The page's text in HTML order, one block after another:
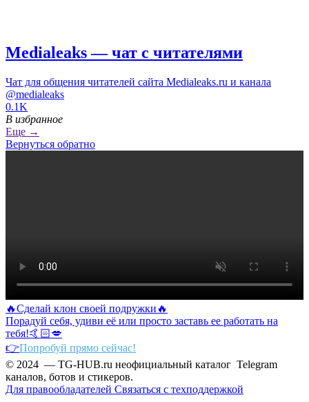
Medialeaks — чат с читателями
Чат для общения читателей сайта Medialeaks.ru и канала
@medialeaks
0.1K
В избранное
Еще →
Вернуться обратно
🔥Сделай клон своей подружки🔥
Порадуй себя, удиви её или просто заставь ее работать на
тебя!🤙🏻💋
👉Попробуй прямо сейчас!
© 2024 — TG-HUB.ru неофициальный каталог Telegram
каналов, ботов и стикеров.
Для правообладателей Связаться с техподдержкой